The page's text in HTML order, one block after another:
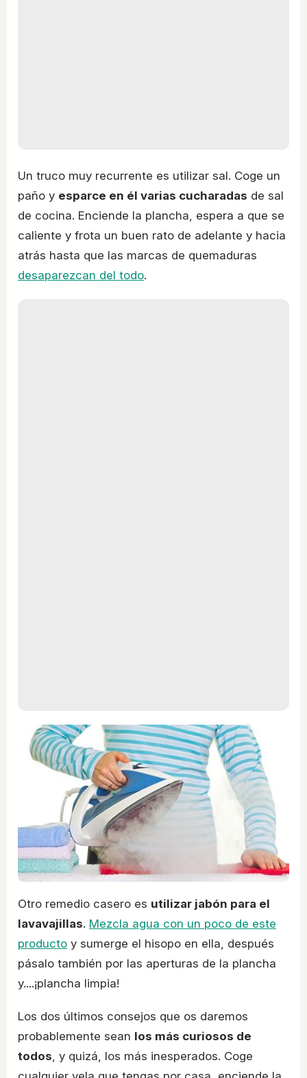
Un truco muy recurrente es utilizar sal. Coge un
paño y esparce en él varias cucharadas de sal
de cocina. Enciende la plancha, espera a que se
caliente y frota un buen rato de adelante y hacia
atrás hasta que las marcas de quemaduras
desaparezcan del todo.
Otro remedio casero es utilizar jabón para el
lavavajillas. Mezcla agua con un poco de este
producto y sumerge el hisopo en ella, después
pásalo también por las aperturas de la plancha
y....¡plancha limpia!
Los dos últimos consejos que os daremos
probablemente sean los más curiosos de
todos , y quizá, los más inesperados. Coge